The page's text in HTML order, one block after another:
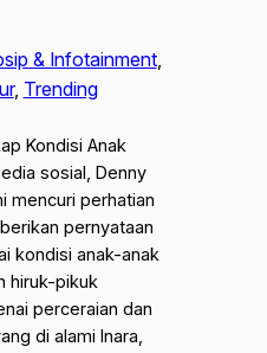
& Infotainment
, Trending
Kondisi Anak
sosial, Denny
mencuri perhatian
pernyataan
kondisi anak-anak
hiruk-pikuk
perceraian dan
di alami Inara,